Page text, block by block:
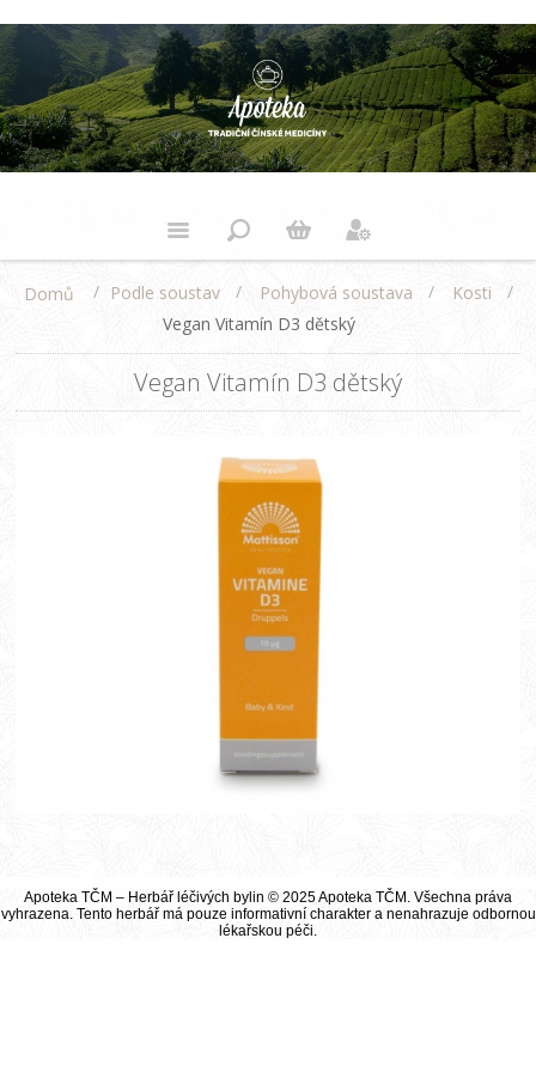
Domů / Podle soustav / Pohybová soustava / Kosti
/
Vegan Vitamín D3 dětský
Vegan Vitamín D3 dětský
Apoteka TČM – Herbář léčivých bylin © 2025 Apoteka TČM. Všechna práva
vyhrazena. Tento herbář má pouze informativní charakter a nenahrazuje odbornou
lékařskou péči.